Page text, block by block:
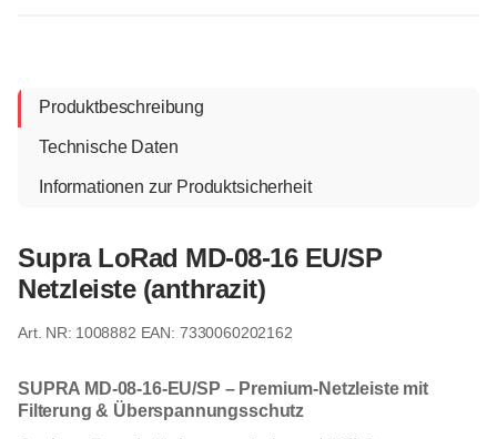
Produktbeschreibung
Technische Daten
Informationen zur Produktsicherheit
Supra LoRad MD-08-16 EU/SP
Netzleiste (anthrazit)
1008882 EAN: 7330060202162
SUPRA MD-08-16-EU/SP – Premium-Netzleiste mit
Filterung & Überspannungsschutz